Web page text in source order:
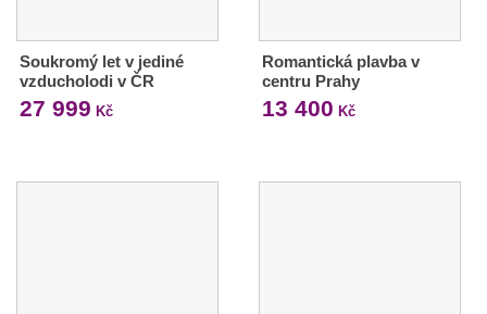
Soukromý let v jediné
vzducholodi v ČR
27 999 Kč
Romantická plavba v
centru Prahy
13 400 Kč